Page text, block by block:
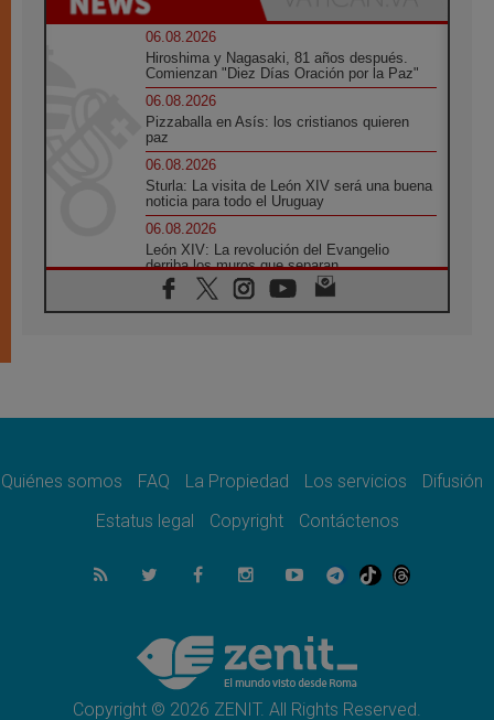
06.08.2026
Hiroshima y Nagasaki, 81 años después.
Comienzan "Diez Días Oración por la Paz"
06.08.2026
Pizzaballa en Asís: los cristianos quieren
paz
06.08.2026
Sturla: La visita de León XIV será una buena
noticia para todo el Uruguay
06.08.2026
León XIV: La revolución del Evangelio
derriba los muros que separan
06.08.2026
La Iglesia en Ceuta: caridad y esperanza
06.08.2026
06.08.2026
«construir la civilización del amor»
El cardenal Parolin en México: Toda la
sociedad necesita el mensaje del Evangelio
Santa María la Mayor, Makrickas: La gracia
de Dios desciende sobre el mundo
Quiénes somos FAQ La Propiedad Los servicios
Difusión
Estatus legal
Copyright Contáctenos
Copyright © 2026 ZENIT. All Rights Reserved.